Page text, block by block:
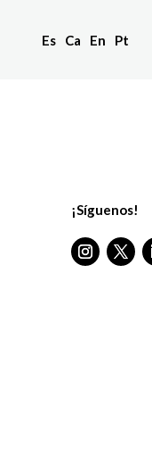
Es Ca En Pt
¡Síguenos!